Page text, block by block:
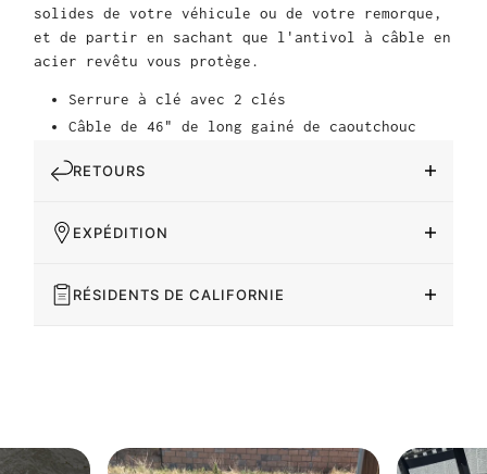
solides de votre véhicule ou de votre remorque,
et de partir en sachant que l'antivol à câble en
acier revêtu vous protège.
Serrure à clé avec 2 clés
Câble de 46" de long gainé de caoutchouc
RETOURS
EXPÉDITION
RÉSIDENTS DE CALIFORNIE